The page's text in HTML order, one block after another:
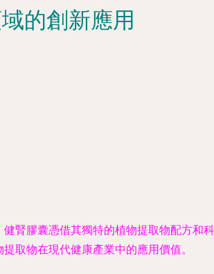
的創新應用
腎膠囊憑借其獨特的植物提取物配方和
取物在現代健康產業中的應用價值。